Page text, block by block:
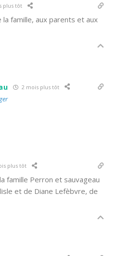
plus tôt
famille, aux parents et aux
2 mois plus tôt
plus tôt
famille Perron et sauvageau
et de Diane Lefèbvre, de